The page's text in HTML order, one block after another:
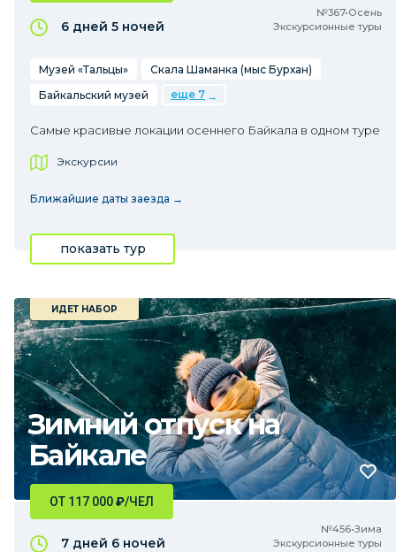
№367•Осень
Экскурсионные туры
6 дней 5 ночей
Музей «Тальцы»
Скала Шаманка (мыс Бурхан)
Байкальский музей
еще 7
Самые красивые локации осеннего Байкала в одном туре
Экскурсии
Ближайшие даты заезда →
показать тур
Зимний отпуск на
Байкале
ИДЕТ НАБОР
№456•Зима
Экскурсионные туры
ОТ 117 000₽/ЧЕЛ
7 дней 6 ночей